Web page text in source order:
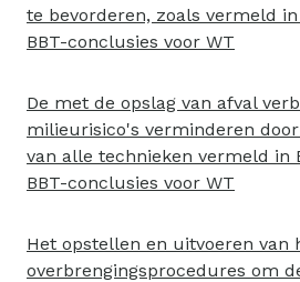
te bevorderen, zoals vermeld in
BBT-conclusies voor WT
De met de opslag van afval
milieurisico's verminderen
van alle technieken vermeld in
BBT-conclusies voor WT
Het opstellen en uitvoeren van
overbrengingsprocedures om